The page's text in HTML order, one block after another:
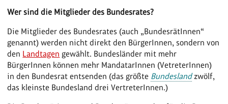
Wer sind die Mitglieder des Bundesrates?
Die Mitglieder des Bundesrates (auch „BundesrätInnen“
genannt) werden nicht direkt den BürgerInnen, sondern von
den Landtagen gewählt. Bundesländer mit mehr
BürgerInnen können mehr MandatarInnen (VetreterInnen)
in den Bundesrat entsenden (das größte Bundeslandzwölf,
das kleinste Bundesland drei VertreterInnen.)